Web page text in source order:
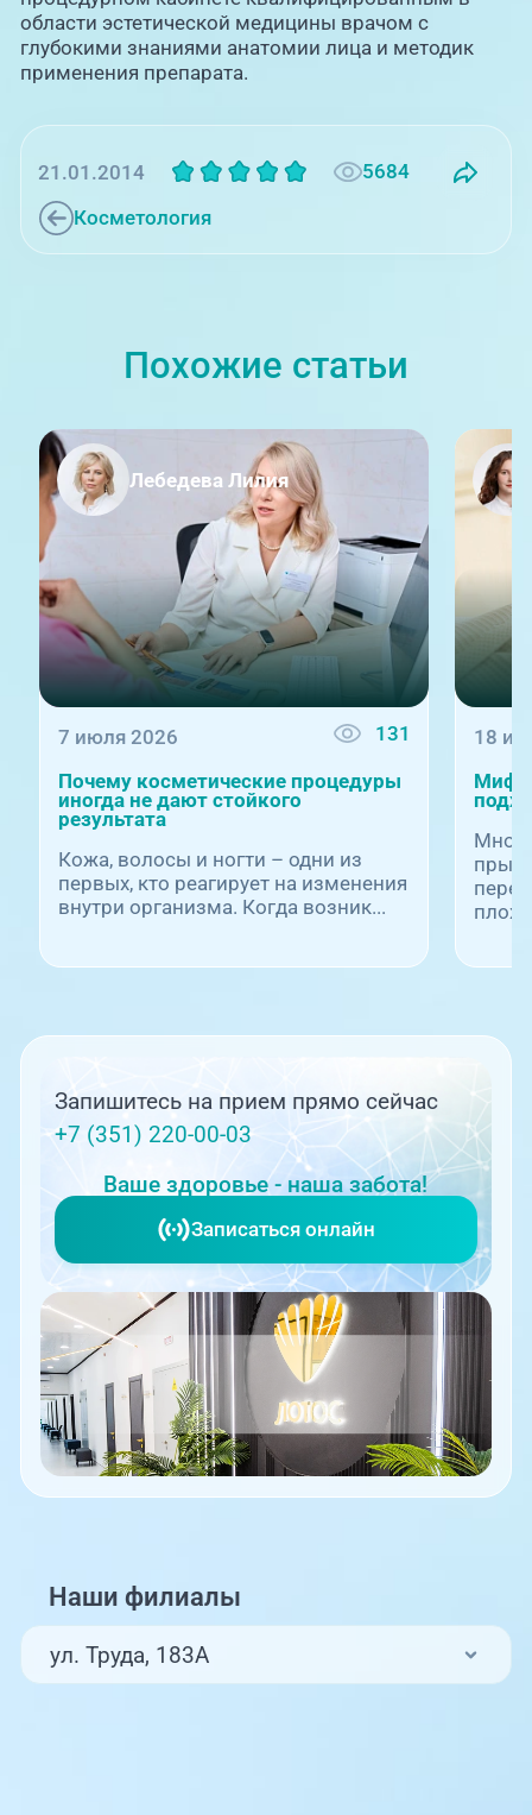
области эстетической медицины врачом с
глубокими знаниями анатомии лица и методик
применения препарата.
Косметология
21.01.2014 5684
Похожие статьи
Лебедева Лилия
7 июля 2026 131
Почему косметические процедуры
иногда не дают стойкого
результата
Кожа, волосы и ногти – одни из
первых, кто реагирует на изменения
внутри организма. Когда возник...
18
Мифы
Запишитесь на прием прямо сейчас
+7 (351) 220-00-03
Ваше здоровье - наша забота!
Записаться онлайн
Наши филиалы
ул. Труда, 183А